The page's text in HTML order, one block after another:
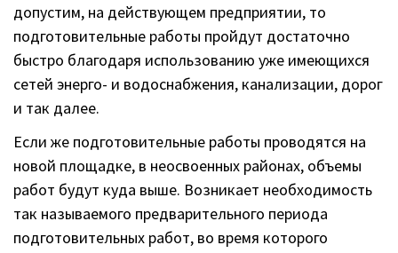
допустим, на действующем предприятии, то
подготовительные работы пройдут достаточно
быстро благодаря использованию уже имеющихся
сетей энерго- и водоснабжения, канализации, дорог
и так далее.
Если же подготовительные работы проводятся на
новой площадке, в неосвоенных районах, объемы
работ будут куда выше. Возникает необходимость
так называемого предварительного периода
подготовительных работ, во время которого